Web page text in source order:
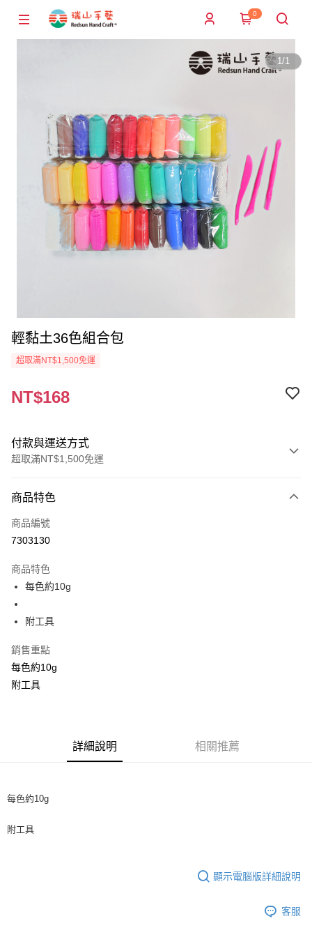
0
1/1
輕黏土36色組合包
超取滿NT$1,500免運
NT$168
付款與運送方式
超取滿NT$1,500免運
信用卡一次付款
超商取貨付款
街口支付
悠遊付
運送方式
全家取貨付款
每筆NT$60，滿NT$1,500(含以上)免運費
付款後7-11取貨
商品特色
商品編號
7303130
商品特色
每色約10g
附工具
銷售重點
每色約10g
附工具
詳細說明 相關推薦
每色約10g
附工具
顯示電腦版詳細說明
客服